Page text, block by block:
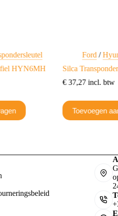
HYN6MH
Ford /
Silca
€37,27incl. btw
Toevoegen